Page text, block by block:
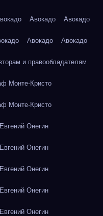
Авокадо Авокадо
Авокадо Авокадо
и правообладателям
Монте-Кристо
Монте-Кристо
Онегин
Онегин
Онегин
Онегин
Онегин